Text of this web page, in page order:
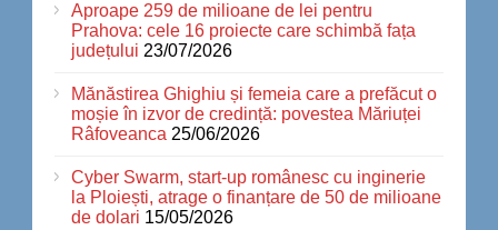
Aproape 259 de milioane de lei pentru
Prahova: cele 16 proiecte care schimbă fața
județului 23/07/2026
Mănăstirea Ghighiu și femeia care a prefăcut o
moșie în izvor de credință: povestea Măriuței
Râfoveanca 25/06/2026
Cyber Swarm, start-up românesc cu inginerie
la Ploiești, atrage o finanțare de 50 de milioane
de dolari 15/05/2026